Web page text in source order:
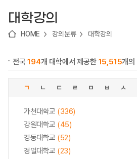
대학강의
HOME 강의분류 대학강의
전국194개 대학에서 제공한 15,515개의
ㄱ ㄴ ㄷ ㄹ ㅁ ㅂ ㅅ
가천대학교 (336)
강원대학교 (45)
경동대학교 (52)
경일대학교 (23)